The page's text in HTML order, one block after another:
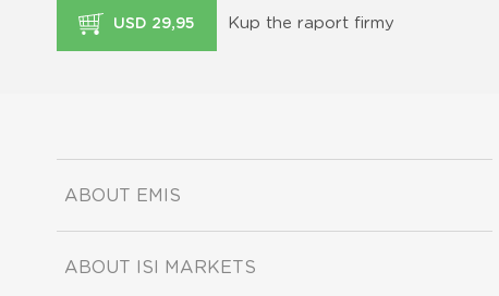
USD 29,95 Kup the raport firmy
ABOUT EMIS
ABOUT ISI MARKETS